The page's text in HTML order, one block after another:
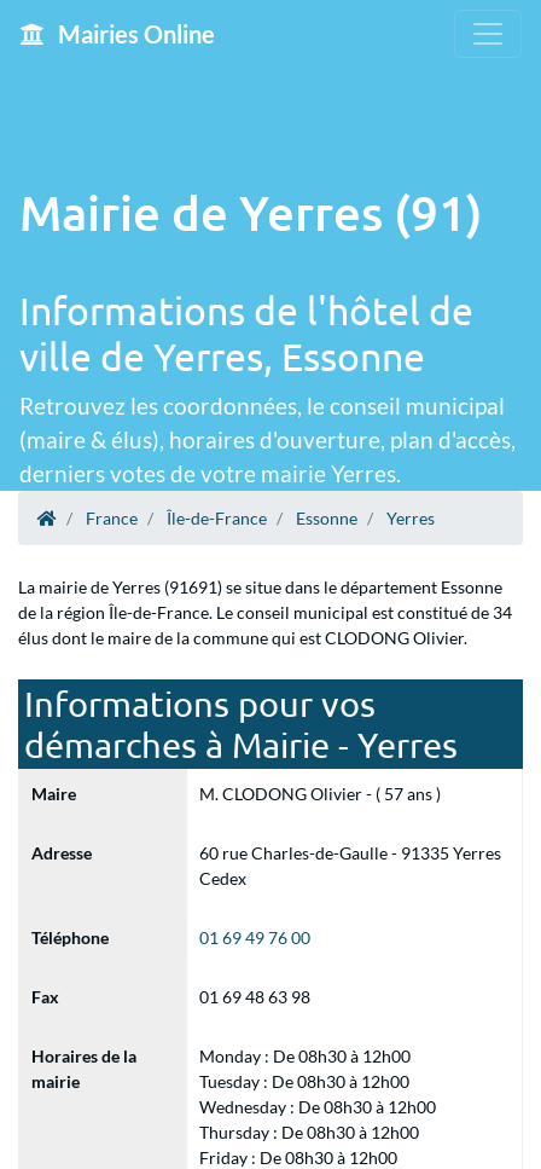
Mairies Online
Mairie de Yerres (91)
Informations de l'hôtel de
ville de Yerres, Essonne
Retrouvez les coordonnées, le conseil municipal
(maire & élus), horaires d'ouverture, plan d'accès,
derniers votes de votre mairie Yerres.
France Île-de-France Essonne Yerres
La mairie de Yerres (91691) se situe dans le département Essonne
de la région Île-de-France. Le conseil municipal est constitué de 34
élus dont le maire de la commune qui est CLODONG Olivier.
Informations pour vos
démarches à Mairie - Yerres
Maire M. CLODONG Olivier - ( 57 ans )
Adresse
60 rue Charles-de-Gaulle - 91335 Yerres
Cedex
Téléphone 01 69 49 76 00
Fax 01 69 48 63 98
Horaires de la
mairie
Monday : De 08h30 à 12h00
Tuesday : De 08h30 à 12h00
Wednesday : De 08h30 à 12h00
Thursday : De 08h30 à 12h00
Friday : De 08h30 à 12h00